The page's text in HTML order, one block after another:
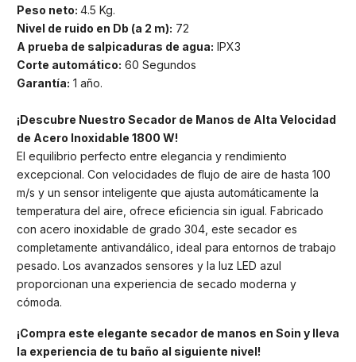
Peso neto: 4.5 Kg.
Nivel de ruido en Db (a 2 m): 72
A prueba de salpicaduras de agua: IPX3
Corte automático: 60 Segundos
Garantía: 1 año.
¡Descubre Nuestro Secador de Manos de Alta Velocidad
de Acero Inoxidable 1800 W!
El equilibrio perfecto entre elegancia y rendimiento
excepcional. Con velocidades de flujo de aire de hasta 100
m/s y un sensor inteligente que ajusta automáticamente la
temperatura del aire, ofrece eficiencia sin igual. Fabricado
con acero inoxidable de grado 304, este secador es
completamente antivandálico, ideal para entornos de trabajo
pesado. Los avanzados sensores y la luz LED azul
proporcionan una experiencia de secado moderna y
cómoda.
¡Compra este elegante secador de manos en Soin y lleva
la experiencia de tu baño al siguiente nivel!